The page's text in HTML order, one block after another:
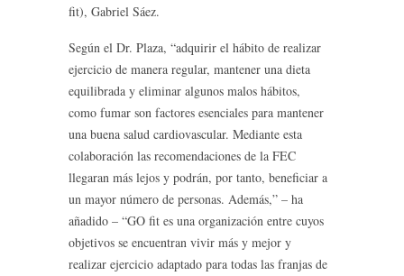
fit), Gabriel Sáez.
Según el Dr. Plaza, “adquirir el hábito de realizar
ejercicio de manera regular, mantener una dieta
equilibrada y eliminar algunos malos hábitos,
como fumar son factores esenciales para mantener
una buena salud cardiovascular. Mediante esta
colaboración las recomendaciones de la FEC
llegaran más lejos y podrán, por tanto, beneficiar a
un mayor número de personas. Además,” – ha
añadido – “GO fit es una organización entre cuyos
objetivos se encuentran vivir más y mejor y
realizar ejercicio adaptado para todas las franjas de